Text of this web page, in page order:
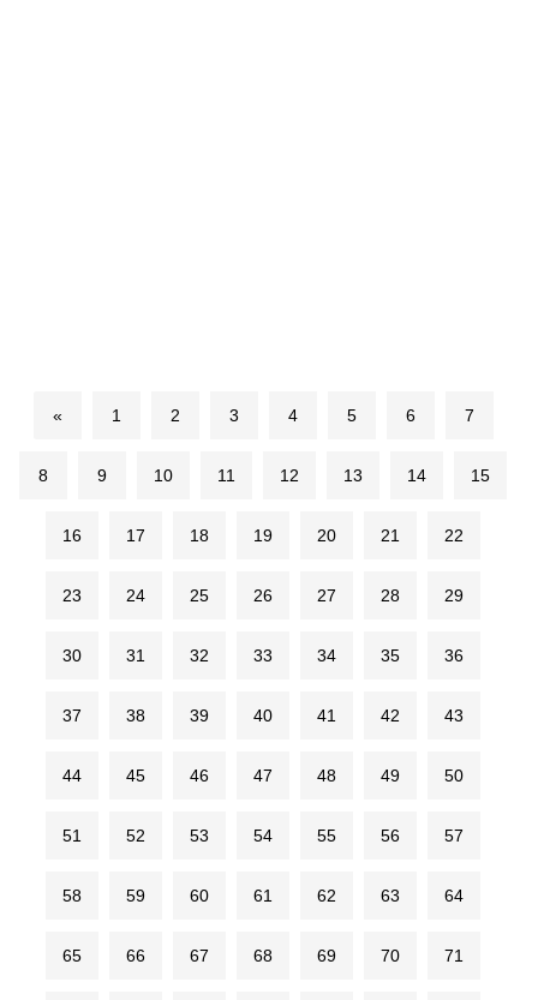
« 1 2 3 4 5 6 7
8 9 10 11 12 13 14 15
16 17 18 19 20 21 22
23 24 25 26 27 28 29
30 31 32 33 34 35 36
37 38 39 40 41 42 43
44 45 46 47 48 49 50
51 52 53 54 55 56 57
58 59 60 61 62 63 64
65 66 67 68 69 70 71